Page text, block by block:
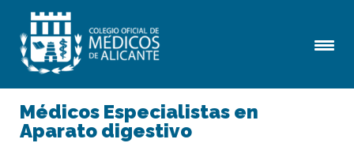
Médicos Especialistas en
Aparato digestivo